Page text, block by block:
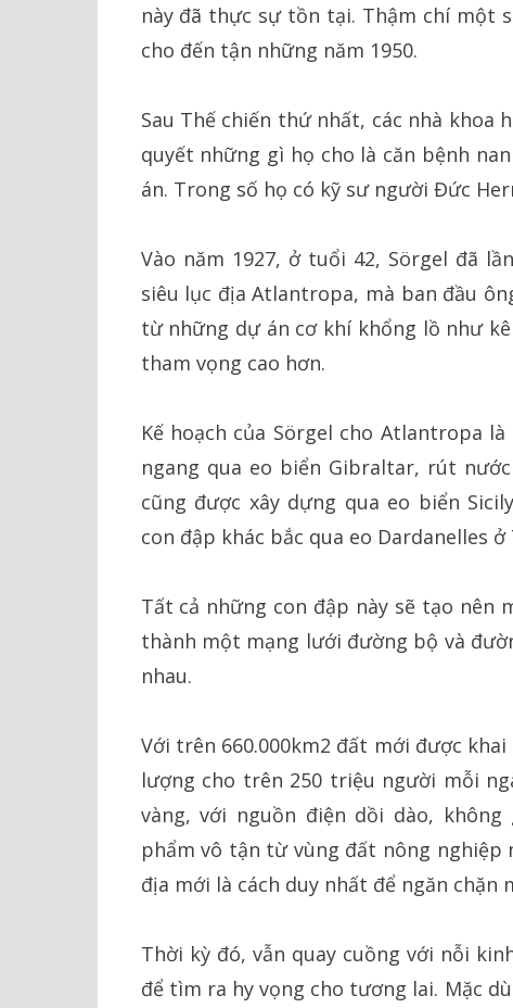
này đã thực sự tồn tại. Thậm chí một
cho đến tận những năm 1950.
Sau Thế chiến thứ nhất, các nhà
quyết những gì họ cho là căn bệnh
án. Trong số họ có kỹ sư người Đức
Vào năm 1927, ở tuổi 42, Sörgel đã
siêu lục địa Atlantropa, mà ban đầu
từ những dự án cơ khí khổng lồ như
tham vọng cao hơn.
Kế hoạch của Sörgel cho Atlantropa
ngang qua eo biển Gibraltar, rút
cũng được xây dựng qua eo biển
con đập khác bắc qua eo Dardanelles
Tất cả những con đập này sẽ tạo nên
thành một mạng lưới đường bộ và
nhau.
Với trên 660.000km2 đất mới được
lượng cho trên 250 triệu người mỗi
vàng, với nguồn điện dồi dào,
phẩm vô tận từ vùng đất nông nghiệp
địa mới là cách duy nhất để ngăn chặn
Thời kỳ đó, vẫn quay cuồng với nỗi
để tìm ra hy vọng cho tương lai. Mặc